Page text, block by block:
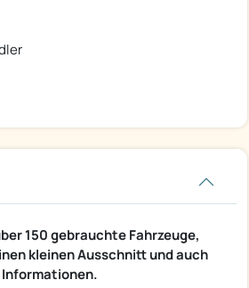
150 gebrauchte Fahrzeuge,
kleinen Ausschnitt und auch